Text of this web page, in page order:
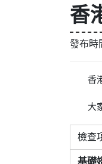
香
發布時
香
大
檢查
基礎